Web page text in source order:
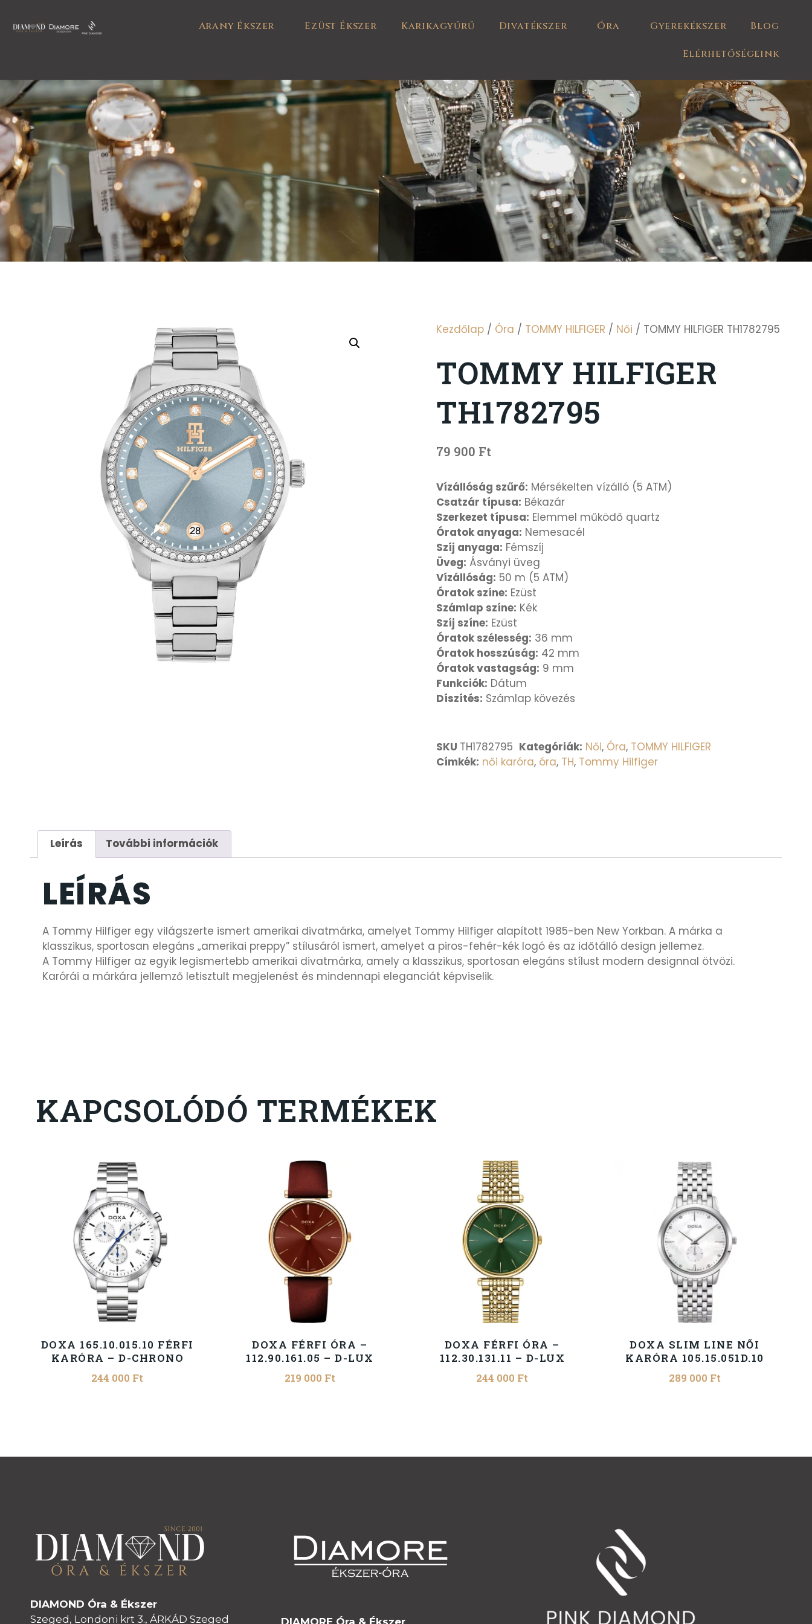
Arany Ékszer Ezüst Ékszer Karikagyűrű Divatékszer Óra Gyerekékszer Blog
Elérhetőségeink
Kezdőlap / Óra / TOMMY HILFIGER / Női / TOMMY HILFIGER TH1782795
TOMMY HILFIGER
TH1782795
79 900 Ft
Vízállóság szűrő: Mérsékelten vízálló (5 ATM)
Csatzár típusa: Békazár
Szerkezet típusa: Elemmel működő quartz
Óratok anyaga: Nemesacél
Szíj anyaga: Fémszíj
Üveg: Ásványi üveg
Vízállóság: 50 m (5 ATM)
Óratok színe: Ezüst
Számlap színe: Kék
Szíj színe: Ezüst
Óratok szélesség: 36 mm
Óratok hosszúság: 42 mm
Óratok vastagság: 9 mm
Funkciók: Dátum
Díszítés: Számlap kövezés
SKU TH1782795 Kategóriák: Női, Óra, TOMMY HILFIGER
Címkék: női karóra, óra, TH, Tommy Hilfiger
Leírás További információk
LEÍRÁS
A Tommy Hilfiger egy világszerte ismert amerikai divatmárka, amelyet Tommy Hilfiger alapított 1985-ben New Yorkban. A márka a
klasszikus, sportosan elegáns „amerikai preppy” stílusáról ismert, amelyet a piros-fehér-kék logó és az időtálló design jellemez.
A Tommy Hilfiger az egyik legismertebb amerikai divatmárka, amely a klasszikus, sportosan elegáns stílust modern designnal ötvözi.
Karórái a márkára jellemző letisztult megjelenést és mindennapi eleganciát képviselik.
KAPCSOLÓDÓ TERMÉKEK
DOXA 165.10.015.10 FÉRFI
KARÓRA – D-CHRONO
244 000 Ft
DOXA FÉRFI ÓRA –
112.90.161.05 – D-LUX
219 000 Ft
DOXA FÉRFI ÓRA –
112.30.131.11 – D-LUX
244 000 Ft
DOXA SLIM LINE NŐI
KARÓRA 105.15.051D.10
289 000 Ft
DIAMOND Óra & Ékszer
Szeged, Londoni krt 3., ÁRKÁD Szeged